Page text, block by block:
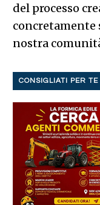
del processo
nostra
CONSIGLIATI PER TE